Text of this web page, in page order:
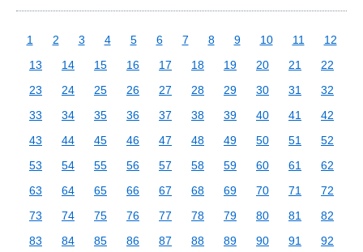
1 2 3 4 5 6 7 8 9 10 11
12
13
14 15 16 17 18 19 20 21
22
23
24 25 26 27 28 29 30 31
32
33
34 35 36 37 38 39 40 41
42
43
44 45 46 47 48 49 50 51
52
53
54 55 56 57 58 59 60 61
62
63
64 65 66 67 68 69 70 71
72
73
74 75 76 77 78 79 80 81
82
83
84 85 86 87 88 89 90 91
92